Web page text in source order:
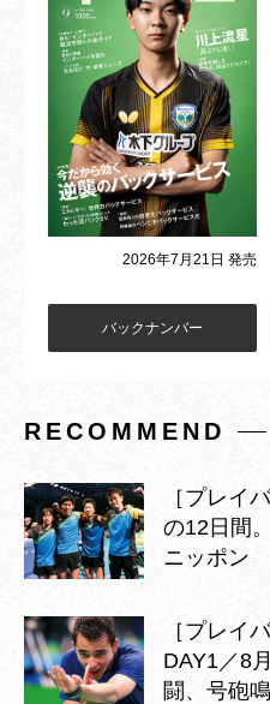
2026年7月21日 発売
バックナンバー
RECOMMEND
［プレイ
の12日間
ニッポン
［プレイ
DAY1／8
闘、号砲